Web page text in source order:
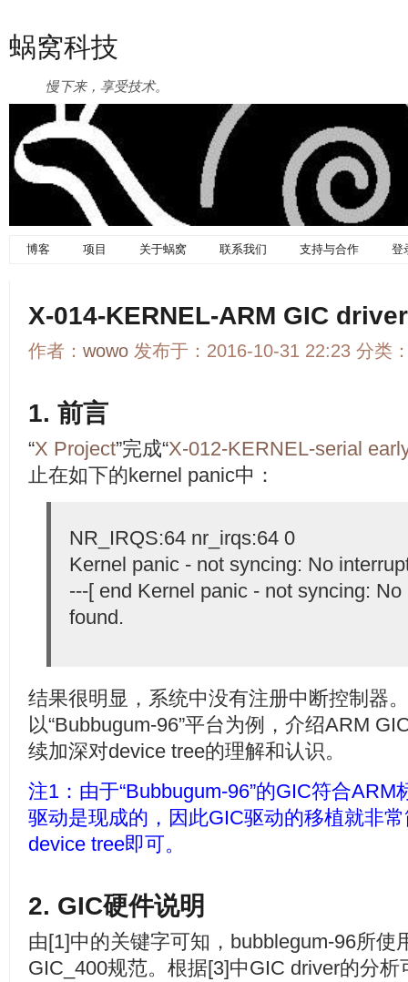
蜗窝科技
慢下来，享受技术。
博客 项目 关于蜗窝 联系我们 支持与合作 登
X-014-KERNEL-ARM GIC
作者： wowo 发布于：2016-10-31 22:23 分类
1. 前言
“X Project”完成“X-012-KERNEL-serial
止在如下的kernel panic中：
NR_IRQS:64 nr_irqs:64 0
Kernel panic - not syncing: No
---[ end Kernel panic - not syncing:
found.
结果很明显，系统中没有注册中断控制器
以“Bubbugum-96”平台为例，介绍ARM
续加深对device tree的理解和认识。
注1：由于“Bubbugum-96”的GIC符合
驱动是现成的，因此GIC驱动的移植就非
device tree即可。
2. GIC硬件说明
由[1]中的关键字可知，bubblegum-96所使
GIC_400规范。根据[3]中GIC driver的分